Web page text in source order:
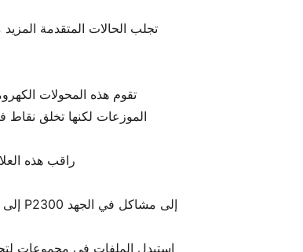
تجلب الحالات المتقدمة
الموزعات لكنها تخلق
راقب هذه